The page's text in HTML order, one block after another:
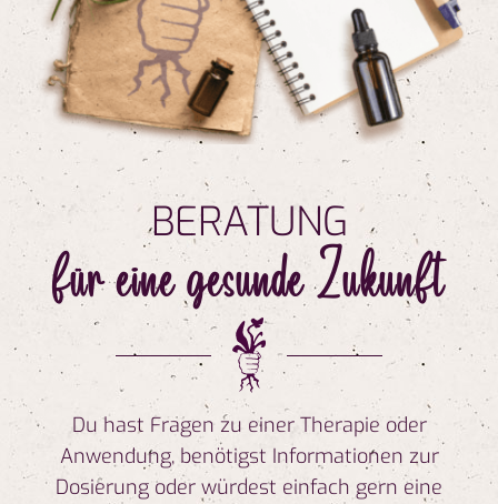
BERATUNG
für eine gesunde Zukunft
Du hast Fragen zu einer Therapie oder
Anwendung, benötigst Informationen zur
Dosierung oder würdest einfach gern eine